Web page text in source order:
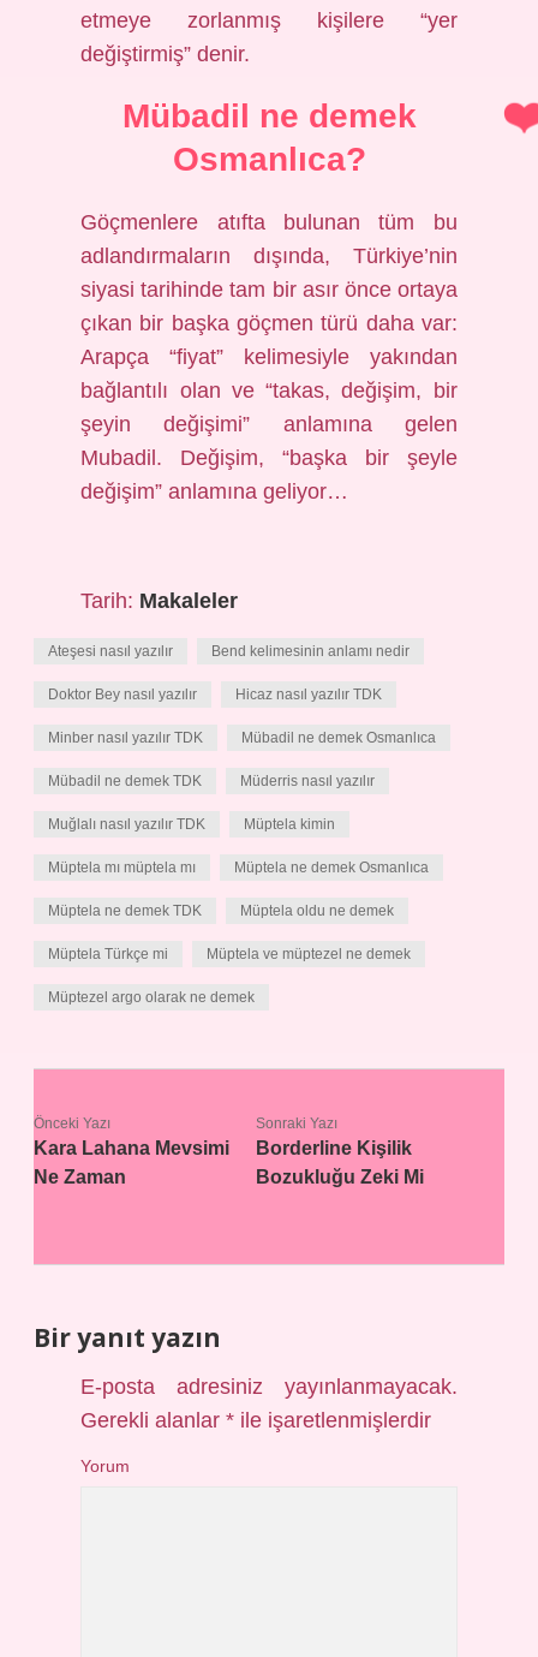
etmeye zorlanmış kişilere “yer
değiştirmiş” denir.
Mübadil ne demek
Osmanlıca?
Göçmenlere atıfta bulunan tüm bu
adlandırmaların dışında, Türkiye’nin
siyasi tarihinde tam bir asır önce ortaya
çıkan bir başka göçmen türü daha var:
Arapça “fiyat” kelimesiyle yakından
bağlantılı olan ve “takas, değişim, bir
şeyin değişimi” anlamına gelen
Mubadil. Değişim, “başka bir şeyle
değişim” anlamına geliyor…
Tarih: Makaleler
Ateşesi nasıl yazılır Bend kelimesinin anlamı nedir
Doktor Bey nasıl yazılır Hicaz nasıl yazılır TDK
Minber nasıl yazılır TDK Mübadil ne demek Osmanlıca
Mübadil ne demek TDK Müderris nasıl yazılır
Muğlalı nasıl yazılır TDK Müptela kimin
Müptela mı müptela mı Müptela ne demek Osmanlıca
Müptela ne demek TDK Müptela oldu ne demek
Müptela Türkçe mi Müptela ve müptezel ne demek
Müptezel argo olarak ne demek
Önceki Yazı
Kara Lahana Mevsimi
Ne Zaman
Sonraki Yazı
Borderline Kişilik
Bozukluğu Zeki Mi
Bir yanıt yazın
E-posta adresiniz yayınlanmayacak.
Gerekli alanlar* ile işaretlenmişlerdir
Yorum